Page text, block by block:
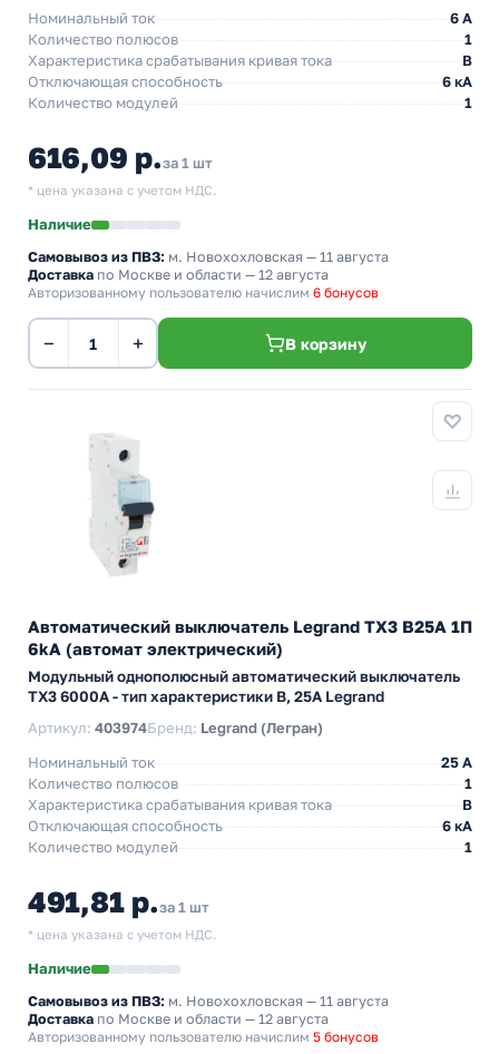
Номинальный ток
6 A
Количество полюсов
1
Характеристика срабатывания кривая тока
B
Отключающая способность
6 кА
Количество модулей
1
616,09 р.за 1 шт
* цена указана с учетом НДС.
Наличие
Самовывоз из ПВЗ: м. Новохохловская — 11 августа
Доставка по Москве и области — 12 августа
Авторизованному пользователю начислим 6 бонусов
− + В корзину
Автоматический выключатель Legrand TX3 B25A 1П
6kA (автомат электрический)
Модульный однополюсный автоматический выключатель
TX3 6000А - тип характеристики B, 25А Legrand
Артикул: 403974Бренд: Legrand (Легран)
Номинальный ток
25 A
Количество полюсов
1
Характеристика срабатывания кривая тока
B
Отключающая способность
6 кА
Количество модулей
1
491,81 р.за 1 шт
* цена указана с учетом НДС.
Наличие
Самовывоз из ПВЗ: м. Новохохловская — 11 августа
Доставка по Москве и области — 12 августа
Авторизованному пользователю начислим 5 бонусов